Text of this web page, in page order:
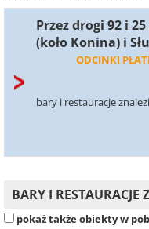
Przez drogi 92 i
(koło Konina) i
ODCINKI
bary i restauracje
BARY I
pokaż także obiekty w